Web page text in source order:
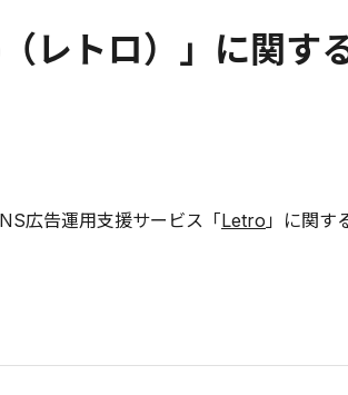
レトロ）」に関す
広告運用支援サービス「Letro 」に関す